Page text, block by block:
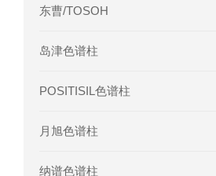
东曹/TOSOH
岛津色谱柱
POSITISIL色谱柱
月旭色谱柱
纳谱色谱柱